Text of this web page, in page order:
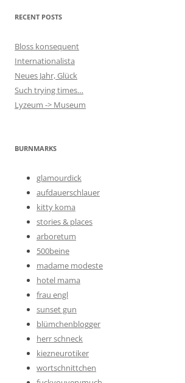
RECENT POSTS
Bloss konsequent
Internationalista
Neues Jahr, Glück
Such trying times…
Lyzeum -> Museum
BURNMARKS
glamourdick
aufdauerschlauer
kitty koma
stories & places
arboretum
500beine
madame modeste
hotel mama
frau engl
sunset gun
blümchenblogger
herr schneck
kiezneurotiker
wortschnittchen